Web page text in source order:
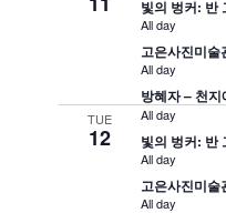
빛의 벙커: 반
All day
고은사진미술
All day
방혜자 – 천
TUE
12
All day
빛의 벙커: 반
All day
고은사진미술
All day